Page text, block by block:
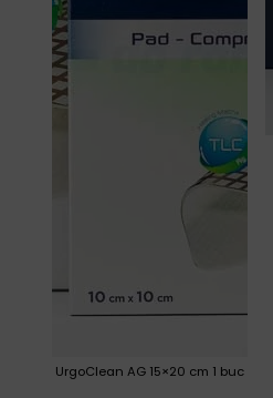
UrgoClean AG 15×20 cm 1 buc